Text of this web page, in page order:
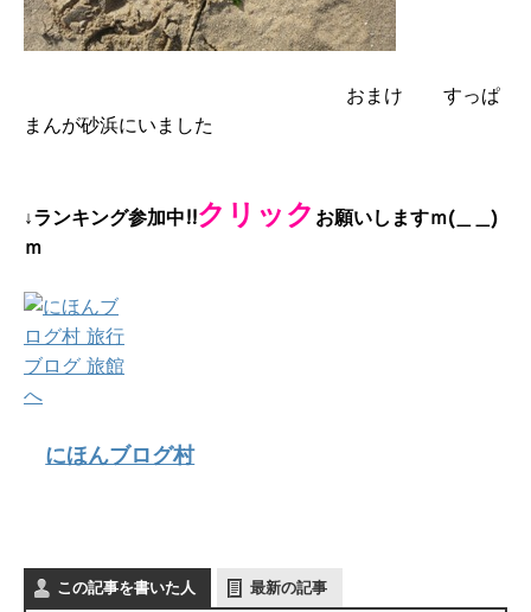
おまけ
すっぱ
まんが砂浜にいました
↓ランキング参加中!!クリック お願いしますｍ(＿＿)
ｍ
にほんブログ村
この記事を書いた人 最新の記事